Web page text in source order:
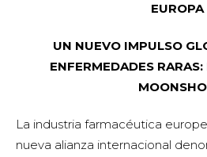
EUROPA
UN NUEVO IMPULSO
ENFERMEDADES RARAS:
La industria farmacéutica
nueva alianza internacional